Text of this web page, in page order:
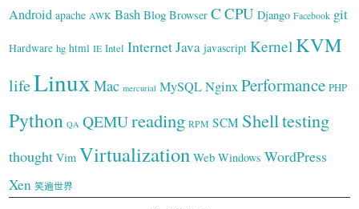
Android apache AWK Bash Blog Browser C CPU Django Facebook git
Hardware hg html IE Intel InternetJava javascript Kernel KVM
lifeLinux Mac mercurial MySQLNginxPerformance PHP
Python QA QEMUreading RPM SCM Shelltesting
thought Vim Virtualization Web Windows WordPress
Xen 笑遍世界